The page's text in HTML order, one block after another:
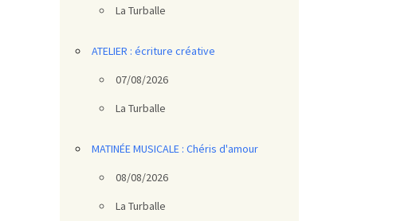
La Turballe
ATELIER : écriture créative
07/08/2026
La Turballe
MATINÉE MUSICALE : Chéris d'amour
08/08/2026
La Turballe